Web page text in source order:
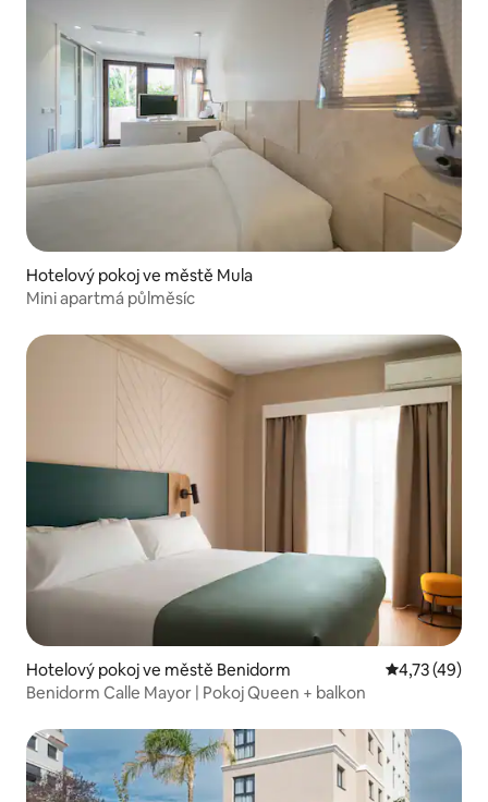
Hotelový pokoj ve městě Mula
Mini apartmá půlměsíc
Hotelový pokoj ve městě Benidorm Průměrné
4,73 (49)
Benidorm Calle Mayor | Pokoj Queen + balkon